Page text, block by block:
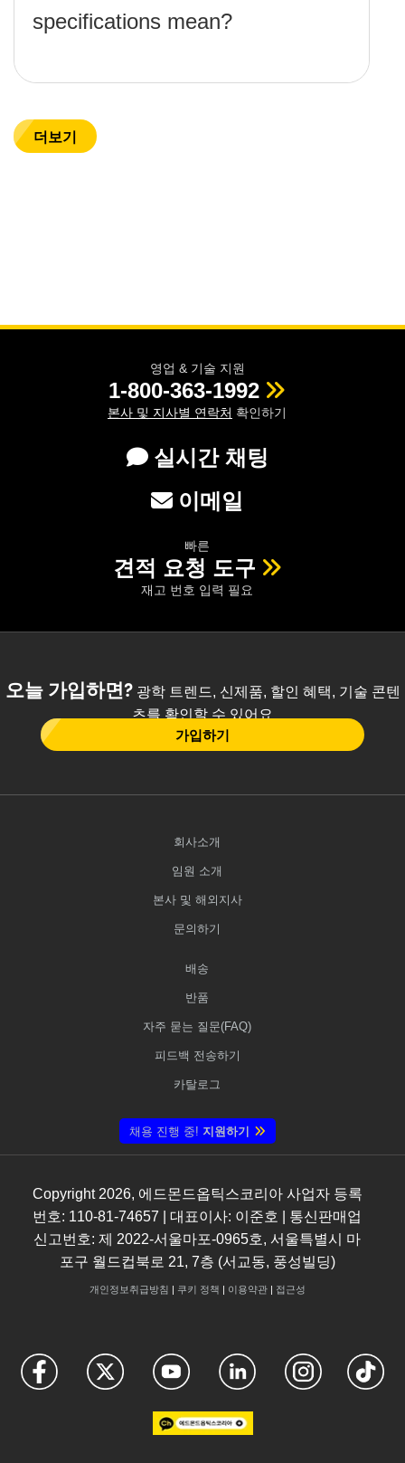
specifications mean?
더보기
영업 & 기술 지원
1-800-363-1992
본사 및 지사별 연락처 확인하기
실시간 채팅
이메일
빠른
견적 요청 도구
재고 번호 입력 필요
오늘 가입하면?광학 트렌드, 신제품, 할인 혜택, 기술 콘텐
츠를 확인할 수 있어요
가입하기
회사소개
임원 소개
본사 및 해외지사
문의하기
배송
반품
자주 묻는 질문(FAQ)
피드백 전송하기
카탈로그
채용 진행 중! 지원하기
Copyright 2026, 에드몬드옵틱스코리아 사업자 등록
번호: 110-81-74657 | 대표이사: 이준호 | 통신판매업
신고번호: 제 2022-서울마포-0965호, 서울특별시 마
포구 월드컵북로 21, 7층 (서교동, 풍성빌딩)
개인정보취급방침 | 쿠키 정책 | 이용약관| 접근성